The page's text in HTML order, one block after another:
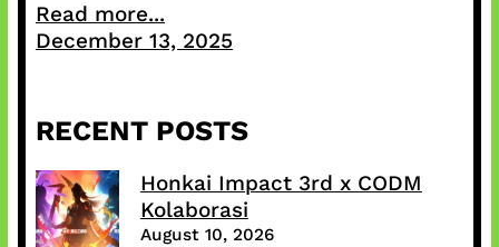
Read more...
December 13, 2025
RECENT POSTS
Honkai Impact 3rd x CODM
Kolaborasi
August 10, 2026